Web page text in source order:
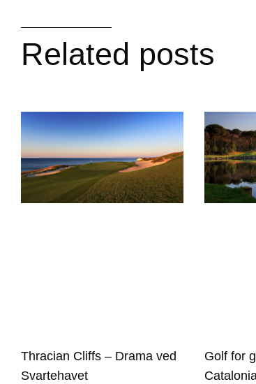
Related posts
Thracian Cliffs – Drama ved
Svartehavet
Golf for